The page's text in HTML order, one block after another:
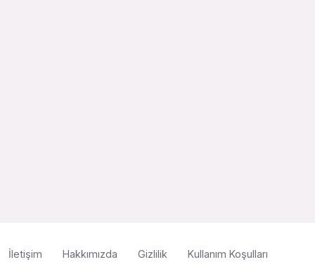
İletişim Hakkımızda Gizlilik Kullanım Koşulları